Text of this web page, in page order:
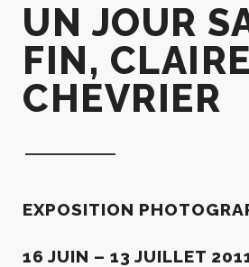
UN JOUR
FIN, CLAIRE
CHEVRIER
EXPOSITION
16 JUIN – 13 JUILLET